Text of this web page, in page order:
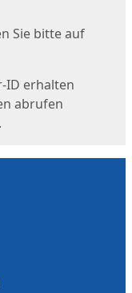
Sie bitte auf
ID erhalten
abrufen